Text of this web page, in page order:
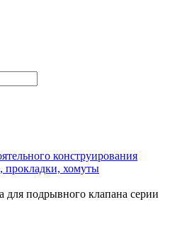
конструирования
прокладки, хомуты
для подрывного клапана серии